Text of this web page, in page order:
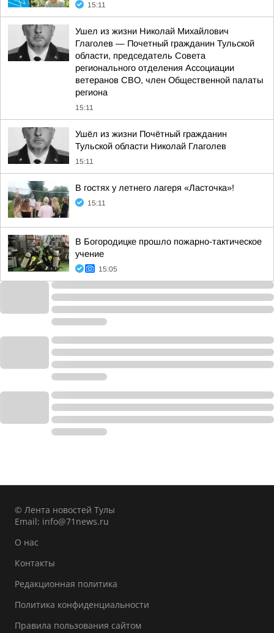
15:11
Ушел из жизни Николай Михайлович
Глаголев — Почетный гражданин Тульской
области, председатель Совета
регионального отделения Ассоциации
ветеранов СВО, член Общественной палаты
региона
15:11
Ушёл из жизни Почётный гражданин
Тульской области Николай Глаголев
15:11
В гостях у летнего лагеря «Ласточка»!
15:11
В Богородицке прошло пожарно-тактическое
учение
15:05
© Лента новостей Тулы
Email: info@71news.ru
О нас
Контакты
Редакционная политика
Политика конфиденциальности
Правила пользования сайтом